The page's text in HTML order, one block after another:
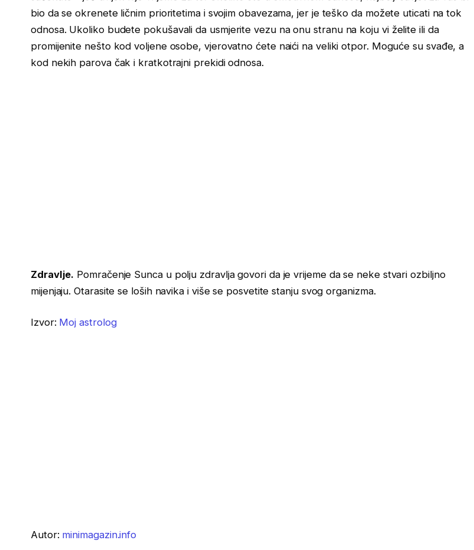
bio da se okrenete ličnim prioritetima i svojim obavezama, jer je teško da možete uticati na tok
odnosa. Ukoliko budete pokušavali da usmjerite vezu na onu stranu na koju vi želite ili da
promijenite nešto kod voljene osobe, vjerovatno ćete naići na veliki otpor. Moguće su svađe, a
kod nekih parova čak i kratkotrajni prekidi odnosa.
Zdravlje. Pomračenje Sunca u polju zdravlja govori da je vrijeme da se neke stvari ozbiljno
mijenjaju. Otarasite se loših navika i više se posvetite stanju svog organizma.
Izvor: Moj astrolog
Autor: minimagazin.info